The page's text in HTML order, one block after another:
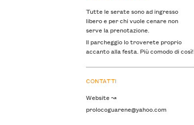
Tutte le serate sono ad ingresso
libero e per chi vuole cenare non
serve la prenotazione.
Il parcheggio lo troverete proprio
accanto alla festa. Più comodo di così!
CONTATTI
Website ↝
prolocoguarene@yahoo.com